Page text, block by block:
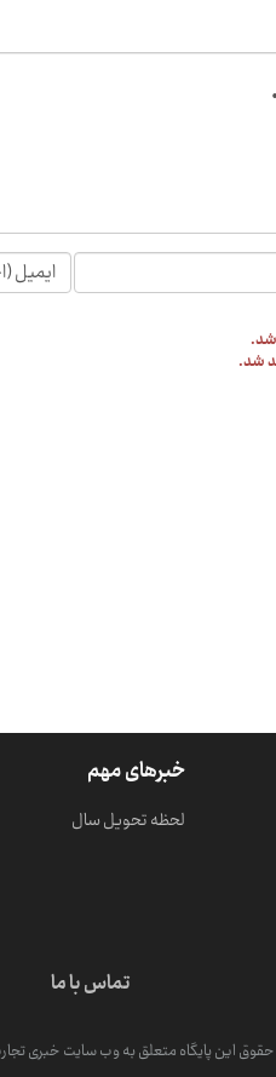
شد.
شد.
خبرهای مهم
لحظه تحویل سال
تماس با ما
این پایگاه متعلق به وب سایت خبری